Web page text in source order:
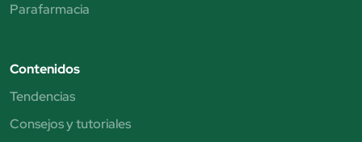
Parafarmacia
Contenidos
Tendencias
Consejos y tutoriales